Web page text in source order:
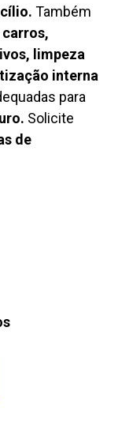
Também
carros,
limpeza
interna
para
Solicite
de